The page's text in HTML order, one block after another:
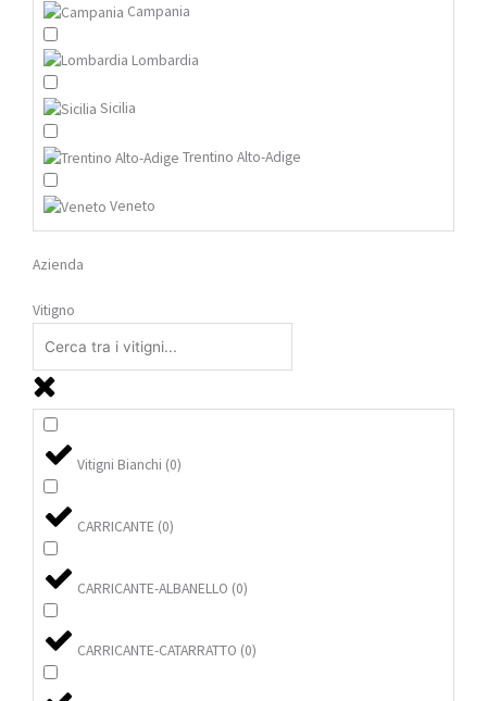
Campania
Lombardia
Sicilia
Trentino Alto-Adige
Veneto
Azienda
Vitigno
Vitigni Bianchi (0)
CARRICANTE (0)
CARRICANTE-ALBANELLO (0)
CARRICANTE-CATARRATTO (0)